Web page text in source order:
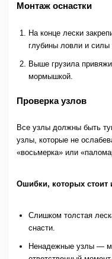
Монтаж оснастки
На конце лески
глубины ловли и силы
Выше грузила
мормышкой.
Проверка узлов
Все узлы должны быть
узлы, которые не
«восьмерка» или
Ошибки, которых стоит
Слишком толстая
снасти.
Ненадежные узлы —